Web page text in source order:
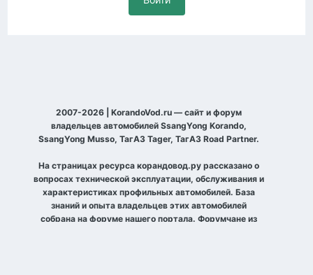
2007-2026 | KorandoVod.ru — сайт и форум
владельцев автомобилей SsangYong Korando,
SsangYong Musso, ТагАЗ Tager, ТагАЗ Road Partner.
На страницах ресурса корандовод.ру рассказано о
вопросах технической эксплуатации, обслуживания и
характеристиках профильных автомобилей. База
знаний и опыта владельцев этих автомобилей
собрана на форуме нашего портала. Форумчане из